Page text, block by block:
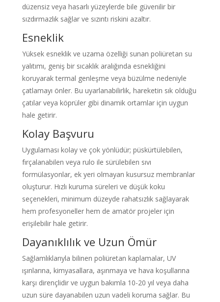
düzensiz veya hasarlı yüzeylerde bile güvenilir bir
sızdırmazlık sağlar ve sızıntı riskini azaltır.
Esneklik
Yüksek esneklik ve uzama özelliği sunan poliüretan su
yalıtımı, geniş bir sıcaklık aralığında esnekliğini
koruyarak termal genleşme veya büzülme nedeniyle
çatlamayı önler. Bu uyarlanabilirlik, hareketin sık olduğu
çatılar veya köprüler gibi dinamik ortamlar için uygun
hale getirir.
Kolay Başvuru
Uygulaması kolay ve çok yönlüdür; püskürtülebilen,
fırçalanabilen veya rulo ile sürülebilen sıvı
formülasyonlar, ek yeri olmayan kusursuz membranlar
oluşturur. Hızlı kuruma süreleri ve düşük koku
seçenekleri, minimum düzeyde rahatsızlık sağlayarak
hem profesyoneller hem de amatör projeler için
erişilebilir hale getirir.
Dayanıklılık ve Uzun Ömür
Sağlamlıklarıyla bilinen poliüretan kaplamalar, UV
ışınlarına, kimyasallara, aşınmaya ve hava koşullarına
karşı dirençlidir ve uygun bakımla 10-20 yıl veya daha
uzun süre dayanabilen uzun vadeli koruma sağlar. Bu